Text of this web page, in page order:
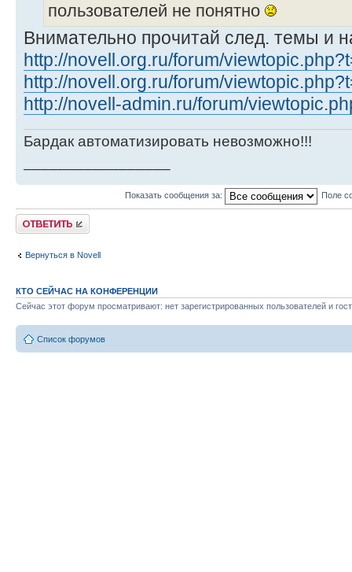
пользователей не понятно
Внимательно прочитай след. темы и
http://novell.org.ru/forum/
http://novell.org.ru/forum/
http://novell-admin.ru/forum/
Бардак автоматизировать невозможно!!!
Показать сообщения за: Поле
Ответить
Вернуться в Novell
КТО СЕЙЧАС НА КОНФЕРЕНЦИИ
Сейчас этот форум просматривают: нет зарегистрированных пользователей и
Список форумов